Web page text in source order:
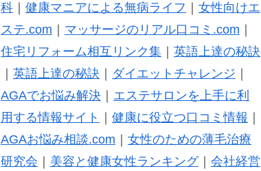
科｜ 健康マニアによる無病ライフ
女性向けエ
ステ.com
マッサージのリアル口コミ.com
住宅リフォーム相互リンク集｜ 英語上達の秘訣
英語上達の秘訣 ダイエットチャレンジ
AGAでお悩み解決｜ エステサロンを上手に利
用する情報サイト
健康に役立つ口コミ情報
AGAお悩み相談.com
女性のための薄毛治療
研究会
美容と健康女性ランキング｜ 会社経営